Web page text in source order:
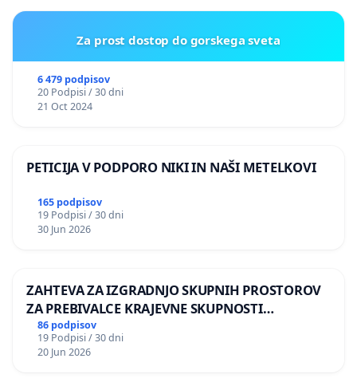
Za prost dostop do gorskega sveta
6 479 podpisov
20 Podpisi / 30 dni
21 Oct 2024
PETICIJA V PODPORO NIKI IN NAŠI METELKOVI
165 podpisov
19 Podpisi / 30 dni
30 Jun 2026
ZAHTEVA ZA IZGRADNJO SKUPNIH PROSTOROV
ZA PREBIVALCE KRAJEVNE SKUPNOSTI
PRESTRANEK
86 podpisov
19 Podpisi / 30 dni
20 Jun 2026